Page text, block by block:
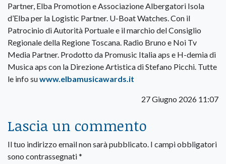
Partner, Elba Promotion e Associazione Albergatori Isola
d’Elba per la Logistic Partner. U-Boat Watches. Con il
Patrocinio di Autorità Portuale e il marchio del Consiglio
Regionale della Regione Toscana. Radio Bruno e Noi Tv
Media Partner. Prodotto da Promusic Italia aps e H-demia di
Musica aps con la Direzione Artistica di Stefano Picchi. Tutte
le info suwww.elbamusicawards.it
27 Giugno 2026 11:07
Lascia un commento
Il tuo indirizzo email non sarà pubblicato. I campi obbligatori
sono contrassegnati*